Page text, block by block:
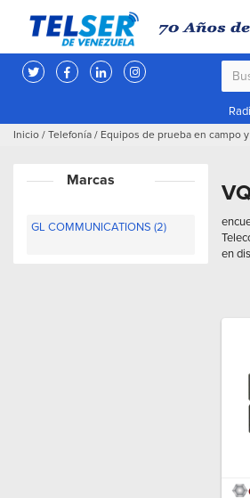
Inicio / Telefonía / Equipos de prueba en campo
Marcas
GL COMMUNICATIONS (2)
en